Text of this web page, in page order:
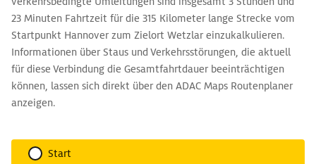
23 Minuten Fahrtzeit für die 315 Kilometer lange Strecke vom
Startpunkt Hannover zum Zielort Wetzlar einzukalkulieren.
Informationen über Staus und Verkehrsstörungen, die aktuell
für diese Verbindung die Gesamtfahrtdauer beeinträchtigen
können, lassen sich direkt über den ADAC Maps Routenplaner
anzeigen.
Start